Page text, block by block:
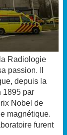
Radiologie
passion. Il
depuis la
1895 par
Nobel de
magnétique.
furent